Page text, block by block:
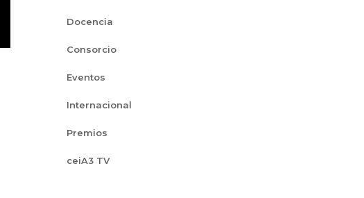
Docencia
Consorcio
Eventos
Internacional
Premios
ceiA3 TV